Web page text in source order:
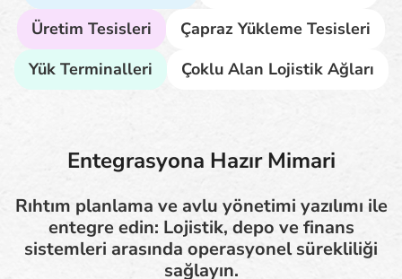
Üretim Tesisleri
Çapraz Yükleme Tesisleri
Yük Terminalleri
Çoklu Alan Lojistik Ağları
Entegrasyona Hazır Mimari
Rıhtım planlama ve avlu yönetimi yazılımı ile
entegre edin: Lojistik, depo ve finans
sistemleri arasında operasyonel sürekliliği
sağlayın.